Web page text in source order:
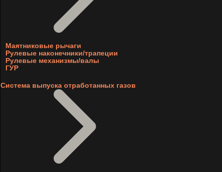
Маятниковые рычаги
Рулевые наконечники/трапеции
Рулевые механизмы/валы
ГУР
Система выпуска отработанных газов